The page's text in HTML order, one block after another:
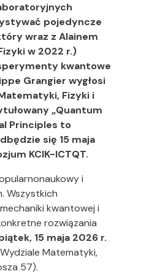
pojedyncze
wraz z Alainem
w 2022 r.)
kwantowe
Grangier wygłosi
Fizyki i
„Quantum
Principles to
się 15 maja
KCIK-ICTQT.
i
Wszystkich
kwantowej i
rozwiązania
15 maja 2026 r.
Matematyki,
57).